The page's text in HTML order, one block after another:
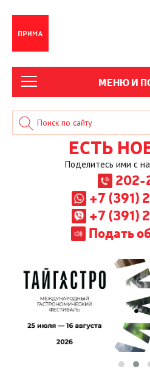
МЕНЮ И
ЕСТЬ
Поделитесь ими с
202-
+7 (391)
+7 (391)
Подать